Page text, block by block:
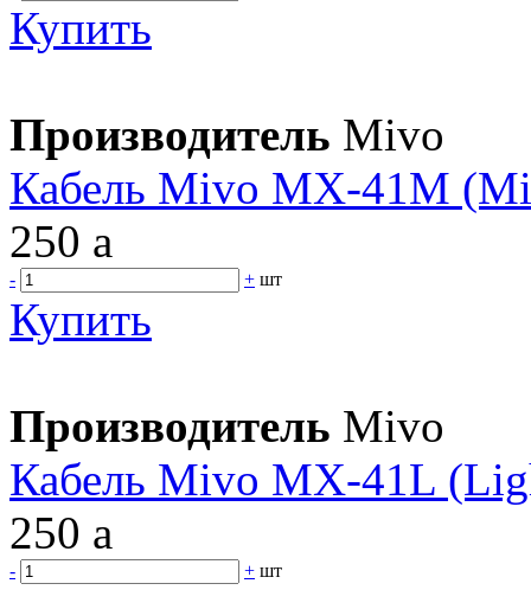
Купить
Производитель Mivo
Кабель Mivo MX-41M
250 a
- + шт
Купить
Производитель Mivo
Кабель Mivo MX-41L
250 a
- + шт